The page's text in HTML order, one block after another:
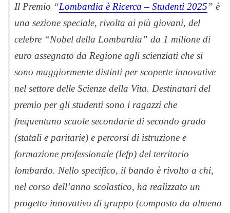
Il Premio “Lombardia è Ricerca – Studenti 2025” è
una sezione speciale, rivolta ai più giovani, del
celebre “Nobel della Lombardia” da 1 milione di
euro assegnato da Regione agli scienziati che si
sono maggiormente distinti per scoperte innovative
nel settore delle Scienze della Vita. Destinatari del
premio per gli studenti sono i ragazzi che
frequentano scuole secondarie di secondo grado
(statali e paritarie) e percorsi di istruzione e
formazione professionale (Iefp) del territorio
lombardo. Nello specifico, il bando è rivolto a chi,
nel corso dell’anno scolastico, ha realizzato un
progetto innovativo di gruppo (composto da almeno